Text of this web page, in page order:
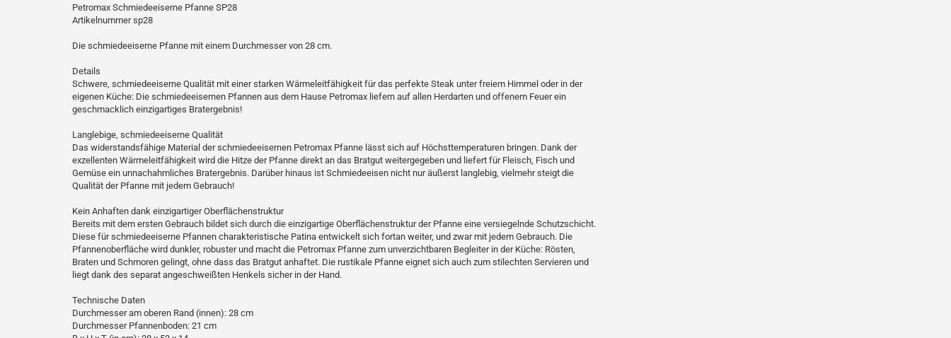
Petromax Schmiedeeiserne Pfanne SP28
Artikelnummer sp28
Die schmiedeeiserne Pfanne mit einem Durchmesser von 28 cm.
Details
Schwere, schmiedeeiserne Qualität mit einer starken Wärmeleitfähigkeit für das perfekte Steak unter freiem Himmel oder in der
eigenen Küche: Die schmiedeeisernen Pfannen aus dem Hause Petromax liefern auf allen Herdarten und offenem Feuer ein
geschmacklich einzigartiges Bratergebnis!
Langlebige, schmiedeeiserne Qualität
Das widerstandsfähige Material der schmiedeeisernen Petromax Pfanne lässt sich auf Höchsttemperaturen bringen. Dank der
exzellenten Wärmeleitfähigkeit wird die Hitze der Pfanne direkt an das Bratgut weitergegeben und liefert für Fleisch, Fisch und
Gemüse ein unnachahmliches Bratergebnis. Darüber hinaus ist Schmiedeeisen nicht nur äußerst langlebig, vielmehr steigt die
Qualität der Pfanne mit jedem Gebrauch!
Kein Anhaften dank einzigartiger Oberflächenstruktur
Bereits mit dem ersten Gebrauch bildet sich durch die einzigartige Oberflächenstruktur der Pfanne eine versiegelnde Schutzschicht.
Diese für schmiedeeiserne Pfannen charakteristische Patina entwickelt sich fortan weiter, und zwar mit jedem Gebrauch. Die
Pfannenoberfläche wird dunkler, robuster und macht die Petromax Pfanne zum unverzichtbaren Begleiter in der Küche: Rösten,
Braten und Schmoren gelingt, ohne dass das Bratgut anhaftet. Die rustikale Pfanne eignet sich auch zum stilechten Servieren und
liegt dank des separat angeschweißten Henkels sicher in der Hand.
Technische Daten
Durchmesser am oberen Rand (innen): 28 cm
Durchmesser Pfannenboden: 21 cm